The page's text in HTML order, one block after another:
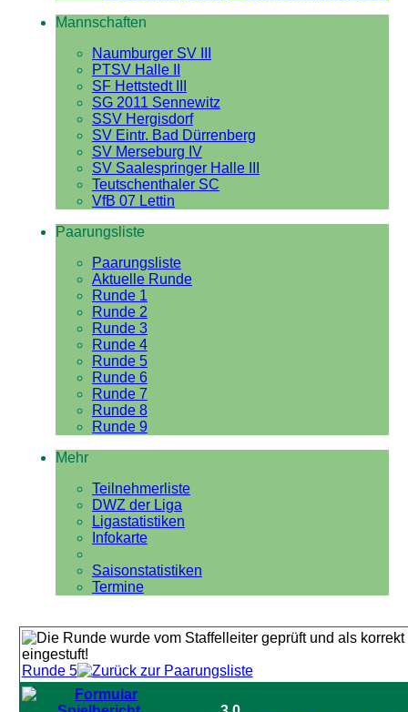
Mannschaften
Naumburger SV III
PTSV Halle II
SF Hettstedt III
SG 2011 Sennewitz
SSV Hergisdorf
SV Eintr. Bad Dürrenberg
SV Merseburg IV
SV Saalespringer Halle III
Teutschenthaler SC
VfB 07 Lettin
Paarungsliste
Paarungsliste
Aktuelle Runde
Runde 1
Runde 2
Runde 3
Runde 4
Runde 5
Runde 6
Runde 7
Runde 8
Runde 9
Mehr
Teilnehmerliste
DWZ der Liga
Ligastatistiken
Infokarte
Saisonstatistiken
Termine
Runde 5